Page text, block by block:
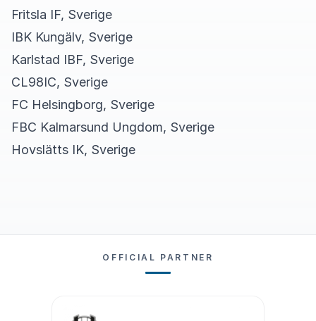
Fritsla IF, Sverige
IBK Kungälv, Sverige
Karlstad IBF, Sverige
CL98IC, Sverige
FC Helsingborg, Sverige
FBC Kalmarsund Ungdom, Sverige
Hovslätts IK, Sverige
OFFICIAL PARTNER